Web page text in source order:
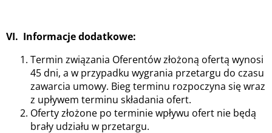
VI. Informacje dodatkowe:
Termin związania Oferentów złożoną ofertą wynosi
45 dni, a w przypadku wygrania przetargu do czasu
zawarcia umowy. Bieg terminu rozpoczyna się wraz
z upływem terminu składania ofert.
Oferty złożone po terminie wpływu ofert nie będą
brały udziału w przetargu.